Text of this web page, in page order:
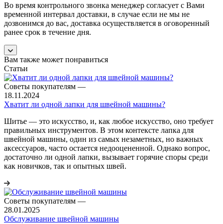
Во время контрольного звонка менеджер согласует с Вами
временной интервал доставки, в случае если не мы не
дозвонимся до вас, доставка осуществляется в оговоренный
ранее срок в течение дня.
Вам также может понравиться
Статьи
Советы покупателям —
18.11.2024
Хватит ли одной лапки для швейной машины?
Шитье — это искусство, и, как любое искусство, оно требует
правильных инструментов. В этом контексте лапка для
швейной машины, один из самых незаметных, но важных
аксессуаров, часто остается недооцененной. Однако вопрос,
достаточно ли одной лапки, вызывает горячие споры среди
как новичков, так и опытных швей.
Советы покупателям —
28.01.2025
Обслуживание швейной машины